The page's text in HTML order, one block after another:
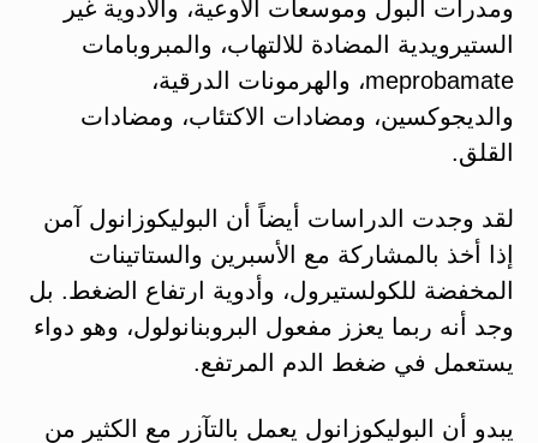
ومدرات البول وموسعات الأوعية، والأدوية غير
الستيرويدية المضادة للالتهاب، والمبروبامات
meprobamate، والهرمونات الدرقية،
والديجوكسين، ومضادات الاكتئاب، ومضادات
القلق.
لقد وجدت الدراسات أيضاً أن البوليكوزانول آمن
إذا أخذ بالمشاركة مع الأسبرين والستاتينات
المخفضة للكولستيرول، وأدوية ارتفاع الضغط. بل
وجد أنه ربما يعزز مفعول البروبنانولول، وهو دواء
يستعمل في ضغط الدم المرتفع.
يبدو أن البوليكوزانول يعمل بالتآزر مع الكثير من